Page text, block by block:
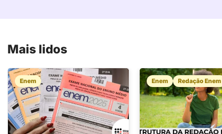
Mais lidos
Enem Enem Redação Enem